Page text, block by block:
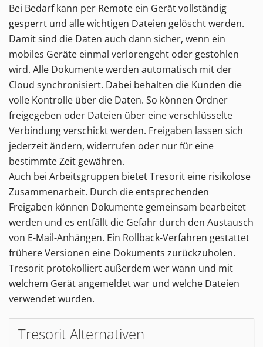
Bei Bedarf kann per Remote ein Gerät vollständig
gesperrt und alle wichtigen Dateien gelöscht werden.
Damit sind die Daten auch dann sicher, wenn ein
mobiles Geräte einmal verlorengeht oder gestohlen
wird. Alle Dokumente werden automatisch mit der
Cloud synchronisiert. Dabei behalten die Kunden die
volle Kontrolle über die Daten. So können Ordner
freigegeben oder Dateien über eine verschlüsselte
Verbindung verschickt werden. Freigaben lassen sich
jederzeit ändern, widerrufen oder nur für eine
bestimmte Zeit gewähren.
Auch bei Arbeitsgruppen bietet Tresorit eine risikolose
Zusammenarbeit. Durch die entsprechenden
Freigaben können Dokumente gemeinsam bearbeitet
werden und es entfällt die Gefahr durch den Austausch
von E-Mail-Anhängen. Ein Rollback-Verfahren gestattet
frühere Versionen eine Dokuments zurückzuholen.
Tresorit protokolliert außerdem wer wann und mit
welchem Gerät angemeldet war und welche Dateien
verwendet wurden.
Tresorit Alternativen